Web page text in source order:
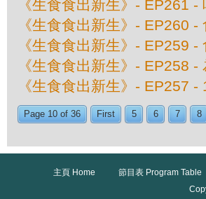
《生食食出新生》- EP261
《生食食出新生》- EP260 -
《生食食出新生》- EP259
《生食食出新生》- EP258
《生食食出新生》- EP257
Page 10 of 36 First 5 6 7 8
主頁 Home 節目表 Program Table